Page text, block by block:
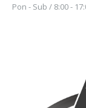
Pon - Sub / 8:00 -